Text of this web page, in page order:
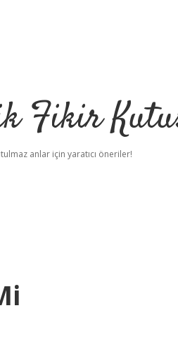
Fikir
anlar için yaratıcı öneriler!